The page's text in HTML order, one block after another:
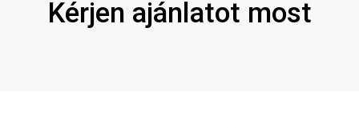
Kérjen ajánlatot most